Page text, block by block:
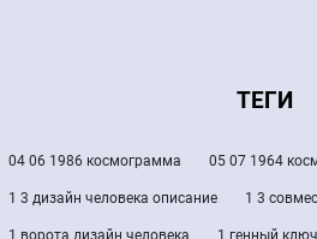
ТЕГИ
04 06 1986 космограмма 05 07 1964
1 3 дизайн человека описание 1 3
1 ворота дизайн человека 1 генный